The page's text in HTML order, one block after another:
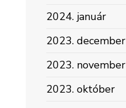
2024. január
2023. december
2023. november
2023. október